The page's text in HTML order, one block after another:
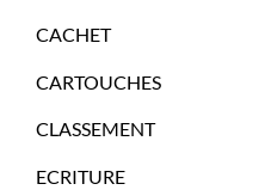
CACHET
CARTOUCHES
CLASSEMENT
ECRITURE